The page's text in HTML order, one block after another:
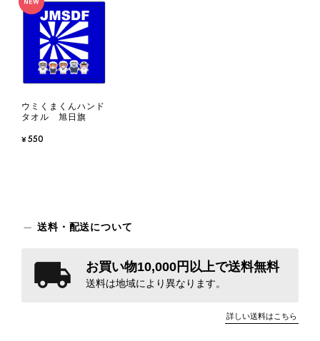
ウミくまくんハンド
タオル 旭日旗
¥550
送料・配送について
お買い物10,000円以上で送料無料
送料は地域により異なります。
詳しい送料はこちら